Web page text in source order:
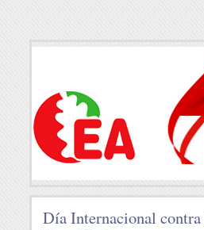
Día Internacional